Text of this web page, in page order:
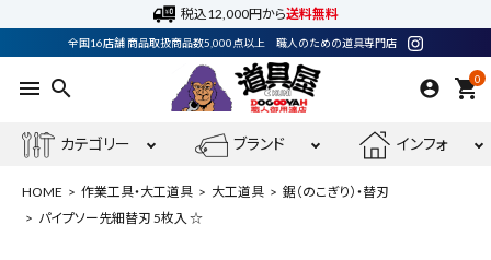
税込12,000円から送料無料
全国16店舗 商品取扱商品数5,000点以上 職人のための道具専門店
menu search 0
shopping_cart
カテゴリー ブランド インフォ
HOME 作業工具・大工道具 大工道具
鋸（のこぎり）・替刃
パイプソー先細替刃 5枚入 ☆